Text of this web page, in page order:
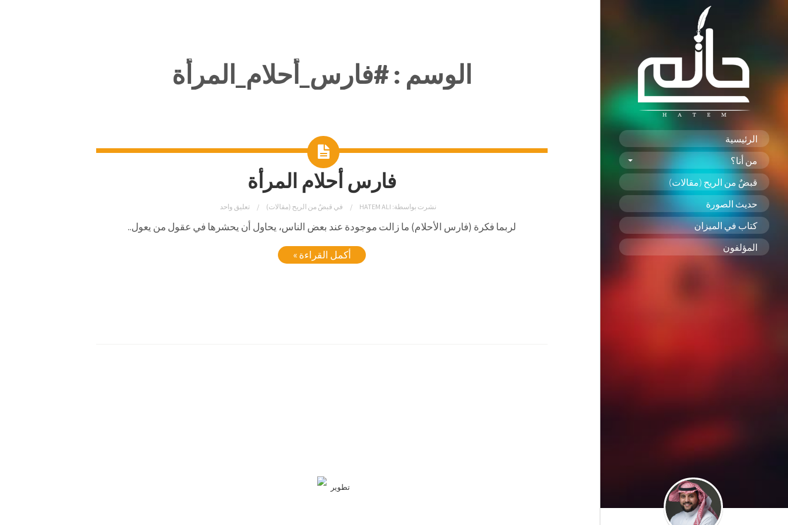
الرئيسية
من أنا؟
قبضٌ من الريح (مقالات)
حديث الصورة
كتاب في الميزان
المؤلفون
الوسم :#فارس_أحلام_المرأة
فارس أحلام المرأة
نشرت بواسطة: HATEM ALI في قبضٌ من الريح (مقالات) تعليق واحد
لربما فكرة (فارس الأحلام) ما زالت موجودة عند بعض الناس، يحاول أن يحشرها في عقول من يعول..
أكمل القراءة »
تطوير